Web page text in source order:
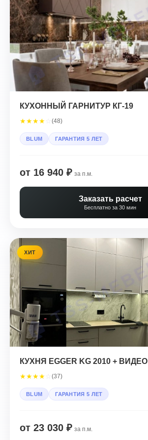
КУХОННЫЙ ГАРНИТУР КГ-19
★★★★ (48)
BLUM ГАРАНТИЯ 5 ЛЕТ
от 16 940 ₽ за п.м.
Заказать расчет
Бесплатно за 30 мин
ХИТ
КУХНЯ EGGER KG 2010 + ВИДЕО
★★★★ (37)
BLUM ГАРАНТИЯ 5 ЛЕТ
от 23 030 ₽ за п.м.